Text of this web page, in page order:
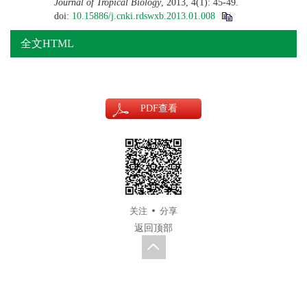
Journal of Tropical Biology, 2013, 4(1): 45-49.
doi: 10.15886/j.cnki.rdswxb.2013.01.008
全文HTML
PDF查看
关注
分享
返回顶部